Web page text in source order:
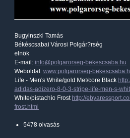
Bugyinszki Tamás
Békéscsabai Városi Polgár?rség
elnök
E-mail: info@polgarorseg-bekescsaba.hu
Weboldal: www.polgarorseg-
Life - Men's White/gold Met/core Black
adidas-adizero-8-0-3-stripe-life-men-s-
White/pistachio Frost http://
frost.html
5478 olvasás